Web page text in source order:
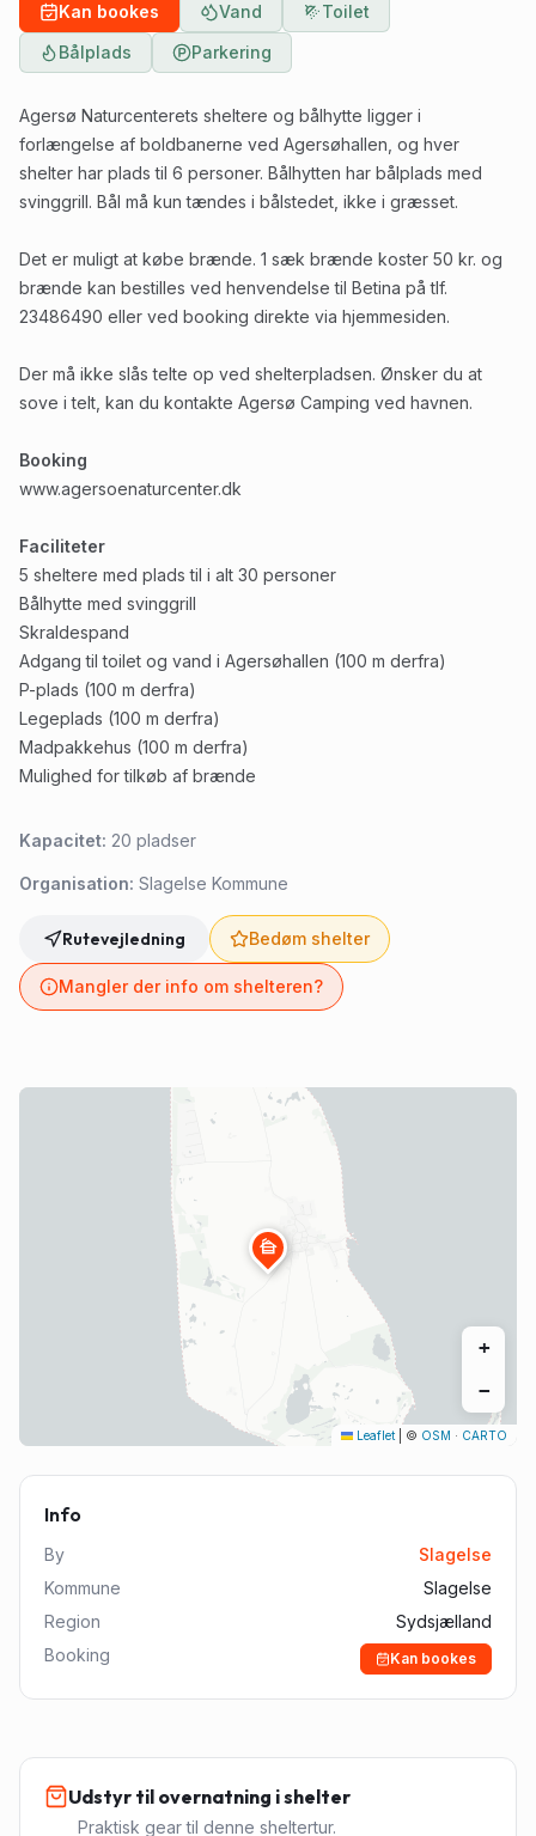
Kan bookes Vand
Toilet
Bålplads
Parkering
Agersø Naturcenterets sheltere og bålhytte ligger i
forlængelse af boldbanerne ved Agersøhallen, og hver
shelter har plads til 6 personer. Bålhytten har bålplads med
svinggrill. Bål må kun tændes i bålstedet, ikke i græsset.
Det er muligt at købe brænde. 1 sæk brænde koster 50 kr. og
brænde kan bestilles ved henvendelse til Betina på tlf.
23486490 eller ved booking direkte via hjemmesiden.
Der må ikke slås telte op ved shelterpladsen. Ønsker du at
sove i telt, kan du kontakte Agersø Camping ved havnen.
Booking
www.agersoenaturcenter.dk
Faciliteter
5 sheltere med plads til i alt 30 personer
Bålhytte med svinggrill
Skraldespand
Adgang til toilet og vand i Agersøhallen (100 m derfra)
P-plads (100 m derfra)
Legeplads (100 m derfra)
Madpakkehus (100 m derfra)
Mulighed for tilkøb af brænde
Kapacitet: 20 pladser
Organisation: Slagelse Kommune
Rutevejledning Bedøm shelter
Mangler der info om shelteren?
cabin
+
−
Leaflet © OSM · CARTO
Info
By
Slagelse
Kommune
Slagelse
Region
Sydsjælland
Booking
Kan bookes
Udstyr til overnatning i shelter
Praktisk gear til denne sheltertur.